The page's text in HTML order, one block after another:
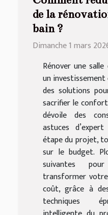
de la
bain ?
Dimanche 1 mars
Rénover une
un
des solutions
sacrifier le
dévoile des
astuces
étape du projet,
sur le budget.
suivantes
transformer
coût, grâce à
techniques